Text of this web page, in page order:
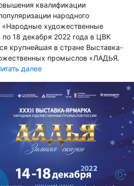
квалификации
народного
«Народные художественные
18 декабря 2022 года в ЦВК
крупнейшая в стране Выставка-
промыслов «ЛАДЬЯ.
далее